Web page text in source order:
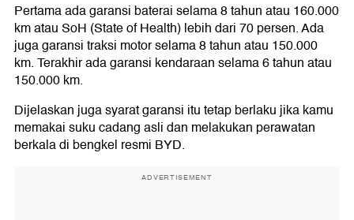
Pertama ada garansi baterai selama 8 tahun atau 160.000
km atau SoH (State of Health) lebih dari 70 persen. Ada
juga garansi traksi motor selama 8 tahun atau 150.000
km. Terakhir ada garansi kendaraan selama 6 tahun atau
150.000 km.
Dijelaskan juga syarat garansi itu tetap berlaku jika kamu
memakai suku cadang asli dan melakukan perawatan
berkala di bengkel resmi BYD.
ADVERTISEMENT